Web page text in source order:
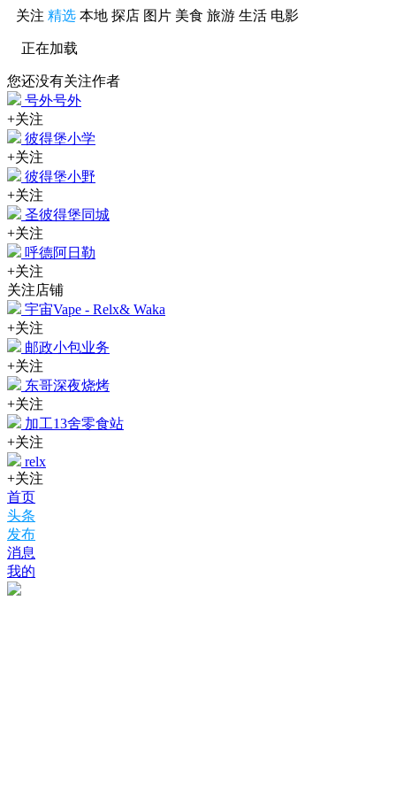
关注 精选 本地 探店 图片 美食 旅游 生活 电影
正在加载
您还没有关注作者
号外号外
+关注
彼得堡小学
+关注
彼得堡小野
+关注
圣彼得堡同城
+关注
呼德阿日勒
+关注
关注店铺
宇宙Vape - Relx& Waka
+关注
邮政小包业务
+关注
东哥深夜烧烤
+关注
加工13舍零食站
+关注
relx
+关注
首页
头条
发布
消息
我的